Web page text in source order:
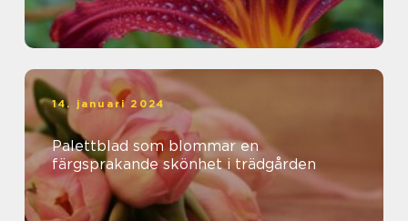
14. januari 2024
Palettblad som blommar en
färgsprakande skönhet i trädgården